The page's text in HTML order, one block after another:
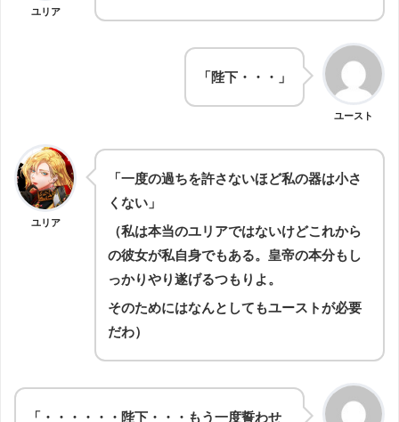
ユリア
ユースト
「陛下・・・」
ユリア
「一度の過ちを許さないほど私の器は小さ
くない」
（私は本当のユリアではないけどこれから
の彼女が私自身でもある。皇帝の本分もし
っかりやり遂げるつもりよ。
そのためにはなんとしてもユーストが必要
だわ）
「・・・・・・陛下・・・もう一度誓わせ